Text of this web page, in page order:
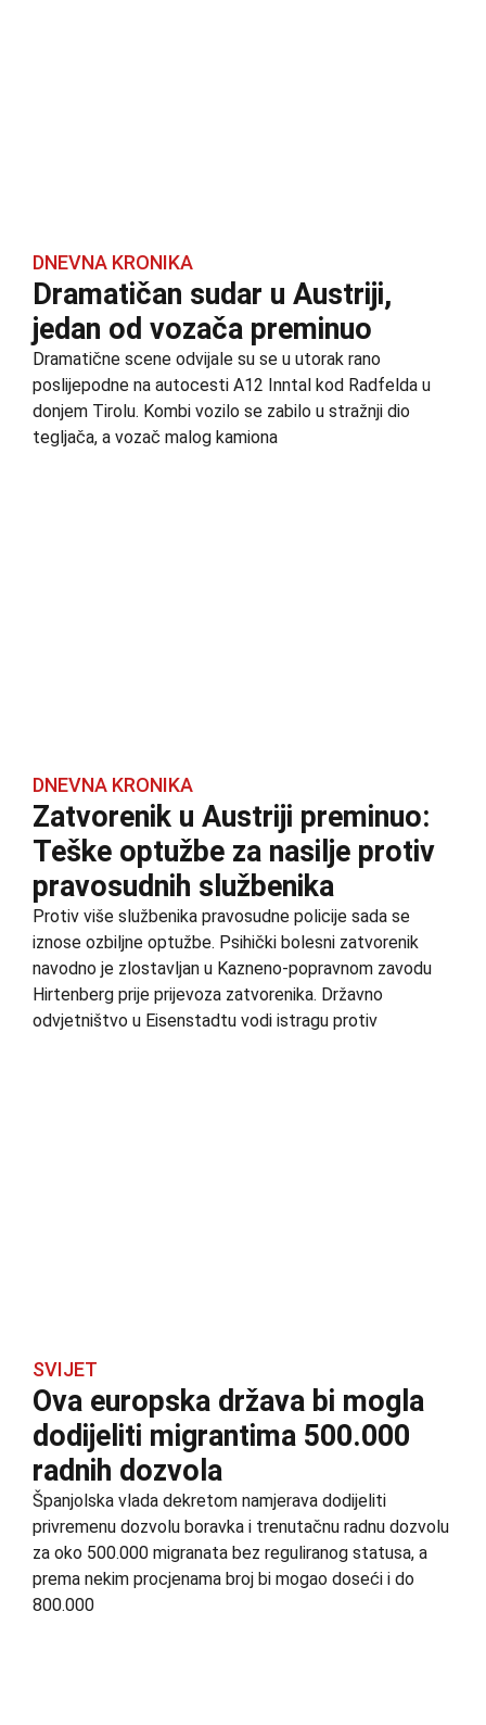
DNEVNA KRONIKA
Dramatičan sudar u Austriji,
jedan od vozača preminuo
Dramatične scene odvijale su se u utorak rano
poslijepodne na autocesti A12 Inntal kod Radfelda u
donjem Tirolu. Kombi vozilo se zabilo u stražnji dio
tegljača, a vozač malog kamiona
DNEVNA KRONIKA
Zatvorenik u Austriji preminuo:
Teške optužbe za nasilje protiv
pravosudnih službenika
Protiv više službenika pravosudne policije sada se
iznose ozbiljne optužbe. Psihički bolesni zatvorenik
navodno je zlostavljan u Kazneno-popravnom zavodu
Hirtenberg prije prijevoza zatvorenika. Državno
odvjetništvo u Eisenstadtu vodi istragu protiv
SVIJET
Ova europska država bi mogla
dodijeliti migrantima 500.000
radnih dozvola
Španjolska vlada dekretom namjerava dodijeliti
privremenu dozvolu boravka i trenutačnu radnu dozvolu
za oko 500.000 migranata bez reguliranog statusa, a
prema nekim procjenama broj bi mogao doseći i do
800.000